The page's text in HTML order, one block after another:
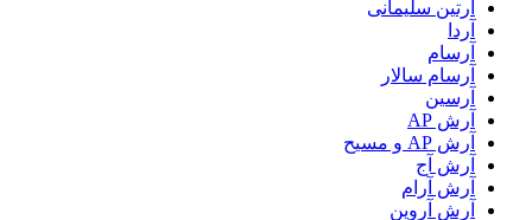
آرتین سلیمانی
آردا
آرسام
آرسام سالار
آرسین
آرش AP
آرش AP و مسیح
آرش آج
آرش آرام
آرش آروین